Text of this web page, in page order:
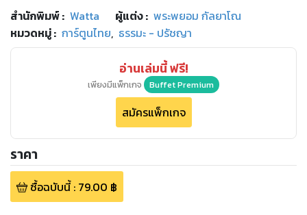
สำนักพิมพ์: Watta ผู้แต่ง : พระพยอม กัลยาโณ
หมวดหมู่: การ์ตูนไทย, ธรรมะ - ปรัชญา
อ่านเล่มนี้ ฟรี!
เพียงมีแพ็กเกจ Buffet Premium
สมัครแพ็กเกจ
ราคา
ซื้อฉบับนี้: 79.00 ฿